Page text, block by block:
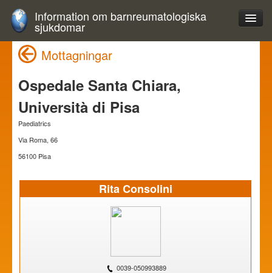
Information om barnreumatologiska
sjukdomar
Mottagningar
Ospedale Santa Chiara,
Università di Pisa
Paediatrics
Via Roma, 66
56100 Pisa
Rita Consolini
0039-050993889